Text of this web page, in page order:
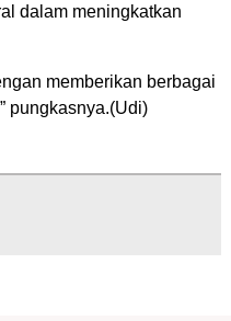
dalam meningkatkan
memberikan berbagai
pungkasnya.(Udi)